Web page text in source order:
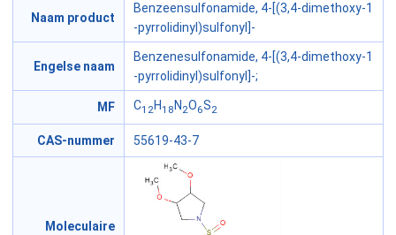
Naam product
Benzeensulfonamide, 4-[(3,4-dimethoxy-1
-pyrrolidinyl)sulfonyl]-
Engelse naam
Benzenesulfonamide, 4-[(3,4-dimethoxy-1
-pyrrolidinyl)sulfonyl]-;
MF C12H18 N 2O6S2
CAS-nummer 55619-43-7
Moleculaire